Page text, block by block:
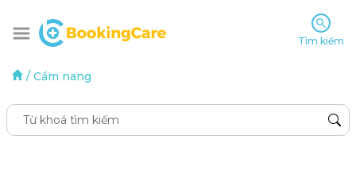
Tìm kiếm
/ Cẩm nang